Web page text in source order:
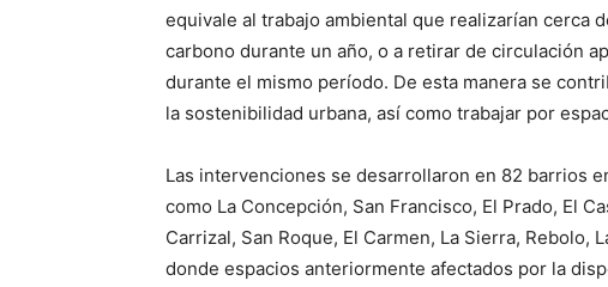
equivale al trabajo ambiental que realizarían cerca
carbono durante un año, o a retirar de circulación
durante el mismo período. De esta manera se
la sostenibilidad urbana, así como trabajar por
Las intervenciones se desarrollaron en 82 barrios
como La Concepción, San Francisco, El Prado, El
Carrizal, San Roque, El Carmen, La Sierra, Rebolo,
donde espacios anteriormente afectados por la